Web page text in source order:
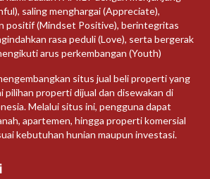
saling menghargai (Appreciate),
positif (Mindset Positive), berintegritas
rasa peduli (Love), serta bergerak
arus perkembangan (Youth)
situs jual beli properti yang
pilihan properti dijual dan disewakan di
Melalui situs ini, pengguna dapat
apartemen, hingga properti komersial
kebutuhan hunian maupun investasi.